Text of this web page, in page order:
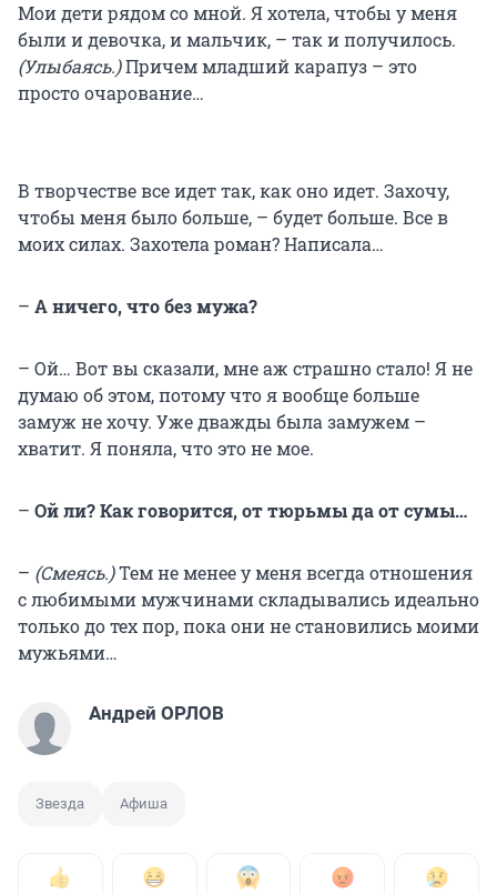
Мои дети рядом со мной. Я хотела, чтобы у меня
были и девочка, и мальчик, – так и получилось.
(Улыбаясь.)Причем младший карапуз – это
просто очарование…
В творчестве все идет так, как оно идет. Захочу,
чтобы меня было больше, – будет больше. Все в
моих силах. Захотела роман? Написала…
– А ничего, что без мужа?
– Ой… Вот вы сказали, мне аж страшно стало! Я не
думаю об этом, потому что я вообще больше
замуж не хочу. Уже дважды была замужем –
хватит. Я поняла, что это не мое.
– Ой ли? Как говорится, от тюрьмы да от сумы…
– (Смеясь.)Тем не менее у меня всегда отношения
с любимыми мужчинами складывались идеально
только до тех пор, пока они не становились моими
мужьями…
Андрей ОРЛОВ
Звезда Афиша